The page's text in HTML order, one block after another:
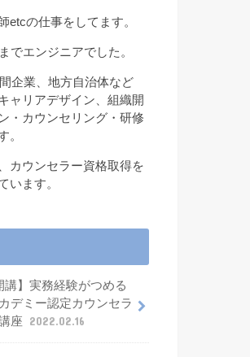
etcの仕事をしてます。
でエンジニアでした。
企業、地方自治体など
ャリアデザイン、組織開
・カウンセリング・研修
。
カウンセラー資格取得を
います。
講】実務経験がつめる
デミー認定カウンセラ
座
2022.02.16